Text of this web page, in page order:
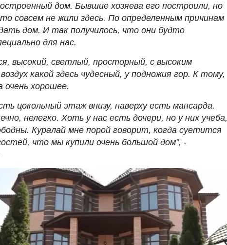
дом. Бывшие хозяева его построили, но
совсем не жили здесь. По определенным причинам
дом. И так получилось, что они будто
для нас.
высокий, светлый, просторный, с высоким
какой здесь чудесный, у подножия гор. К тому,
очень хорошее.
цокольный этаж внизу, наверху есть мансарда.
нелегко. Хоть у нас есть дочери, но у них учеба,
Куралай мне порой говорит, когда суетится
что мы купили очень большой дом", -